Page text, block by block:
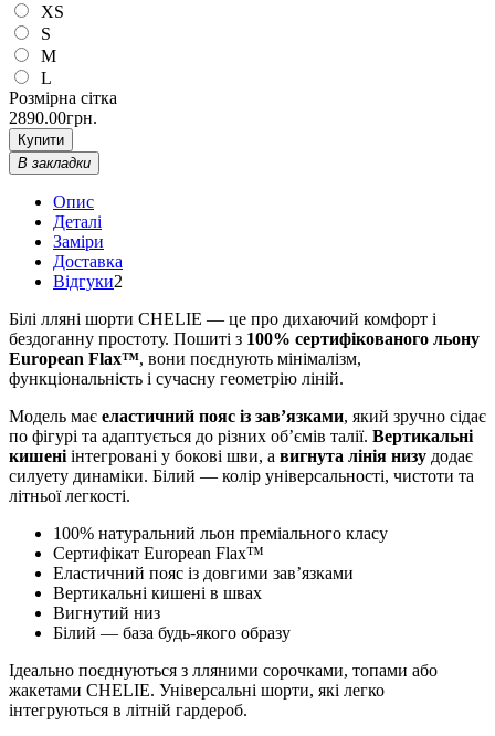
XS
S
M
L
Розмірна сітка
2890.00грн.
Купити
В закладки
Опис
Деталі
Заміри
Доставка
Відгуки2
Білі лляні шорти CHELIE — це про дихаючий комфорт і
бездоганну простоту. Пошиті з 100% сертифікованого льону
European Flax™, вони поєднують мінімалізм,
функціональність і сучасну геометрію ліній.
Модель має еластичний пояс із зав’язками, який зручно сідає
по фігурі та адаптується до різних об’ємів талії. Вертикальні
кишені інтегровані у бокові шви, а вигнута лінія низу додає
силуету динаміки. Білий — колір універсальності, чистоти та
літньої легкості.
100% натуральний льон преміального класу
Сертифікат European Flax™
Еластичний пояс із довгими зав’язками
Вертикальні кишені в швах
Вигнутий низ
Білий — база будь-якого образу
Ідеально поєднуються з лляними сорочками, топами або
жакетами CHELIE. Універсальні шорти, які легко
інтегруються в літній гардероб.